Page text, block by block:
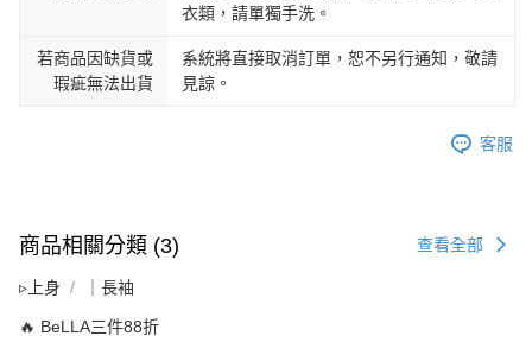
衣類，請單獨手洗。
若商品因缺貨或
瑕疵無法出貨
系統將直接取消訂單，恕不另行通知，敬請
見諒。
客服
商品相關分類 (3) 查看全部
▹上身 ｜長袖
🔥 BeLLA三件88折